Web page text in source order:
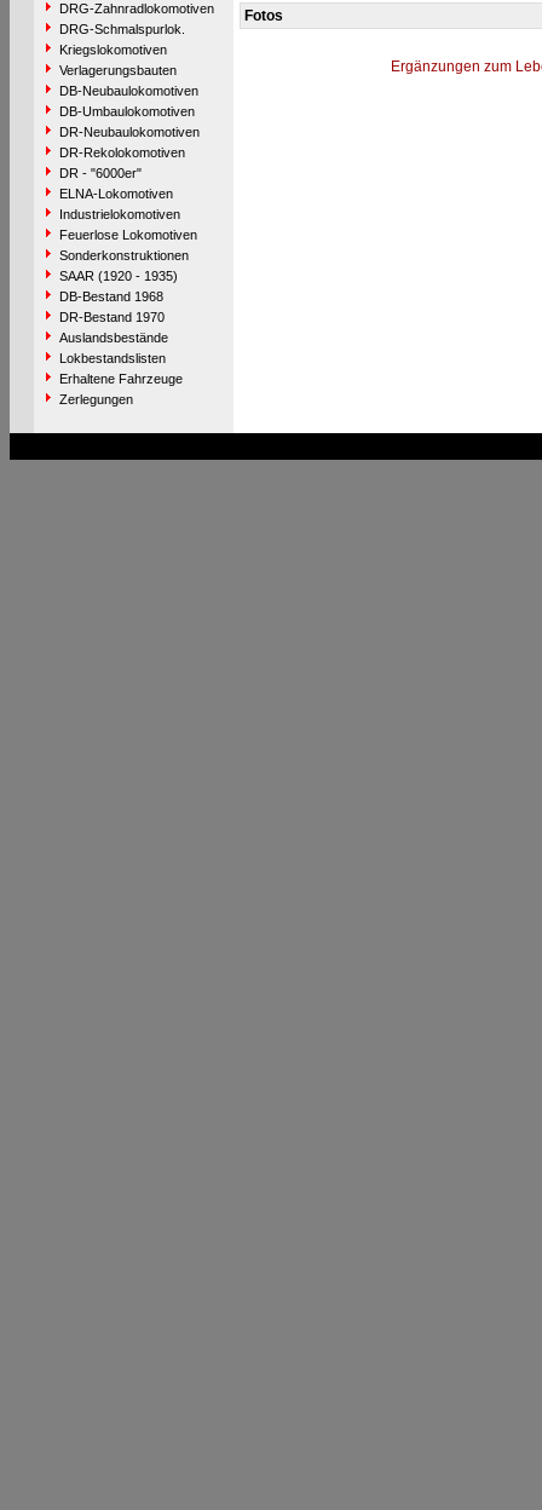
DRG-Zahnradlokomotiven
DRG-Schmalspurlok.
Kriegslokomotiven
Verlagerungsbauten
DB-Neubaulokomotiven
DB-Umbaulokomotiven
DR-Neubaulokomotiven
DR-Rekolokomotiven
DR - "6000er"
ELNA-Lokomotiven
Industrielokomotiven
Feuerlose Lokomotiven
Sonderkonstruktionen
SAAR (1920 - 1935)
DB-Bestand 1968
DR-Bestand 1970
Auslandsbestände
Lokbestandslisten
Erhaltene Fahrzeuge
Zerlegungen
Fotos
Ergänzungen zum